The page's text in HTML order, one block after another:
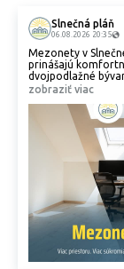
Slnečná pláň
06.08.2026 20:35
Mezonety v
prinášajú
dvojpodlažné
ponúka dostatok
Ak hľadáte
priestoru pre celú
mezonety sú
Objavte miesto,
cítiť naozaj doma.
zobraziť viac